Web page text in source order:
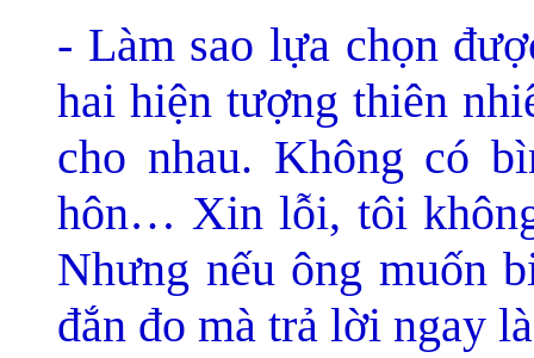
- Làm sao lựa chọn
hai hiện tượng thiên
cho nhau. Không có
hôn… Xin lỗi, tôi
Nhưng nếu ông muốn
đắn đo mà trả lời ngay